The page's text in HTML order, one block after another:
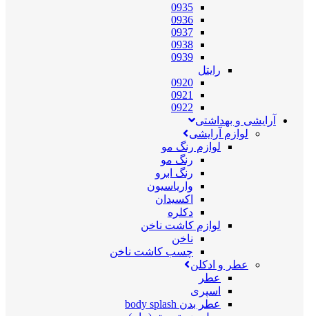
0935
0936
0937
0938
0939
رایتل
0920
0921
0922
آرایشی و بهداشتی
لوازم آرایشی
لوازم رنگ مو
رنگ مو
رنگ ابرو
واریاسیون
اکسیدان
دکلره
لوازم کاشت ناخن
ناخن
چسب کاشت ناخن
عطر و ادکلن
عطر
اسپری
عطر بدن body splash